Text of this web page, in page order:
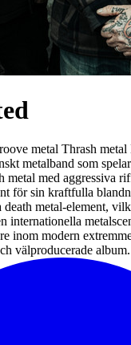
metal Thrash metal
metalband som
metal med aggressiva
för sin kraftfulla
death metal-element,
internationella
inom modern
välproducerade album.